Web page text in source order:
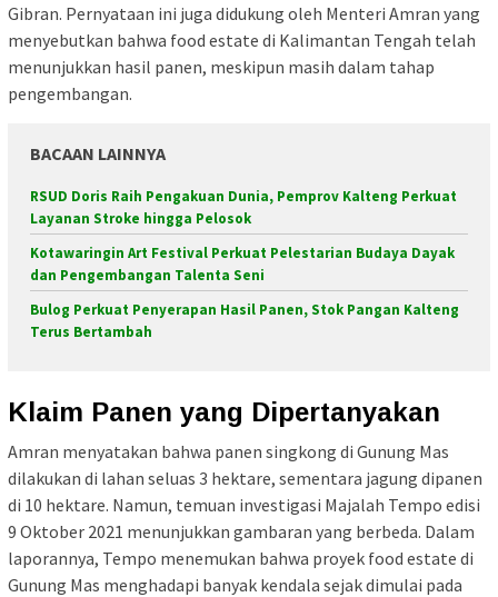
Gibran. Pernyataan ini juga didukung oleh Menteri Amran yang
menyebutkan bahwa food estate di Kalimantan Tengah telah
menunjukkan hasil panen, meskipun masih dalam tahap
pengembangan.
BACAAN LAINNYA
RSUD Doris Raih Pengakuan Dunia, Pemprov Kalteng Perkuat
Layanan Stroke hingga Pelosok
Kotawaringin Art Festival Perkuat Pelestarian Budaya Dayak
dan Pengembangan Talenta Seni
Bulog Perkuat Penyerapan Hasil Panen, Stok Pangan Kalteng
Terus Bertambah
Klaim Panen yang Dipertanyakan
Amran menyatakan bahwa panen singkong di Gunung Mas
dilakukan di lahan seluas 3 hektare, sementara jagung dipanen
di 10 hektare. Namun, temuan investigasi Majalah Tempo edisi
9 Oktober 2021 menunjukkan gambaran yang berbeda. Dalam
laporannya, Tempo menemukan bahwa proyek food estate di
Gunung Mas menghadapi banyak kendala sejak dimulai pada